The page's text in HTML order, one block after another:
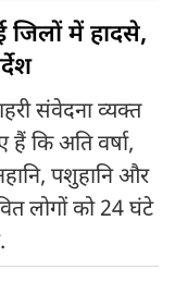
में हादसे,
संवेदना व्यक्त
हैं कि अति वर्षा,
पशुहानि और
लोगों को 24 घंटे